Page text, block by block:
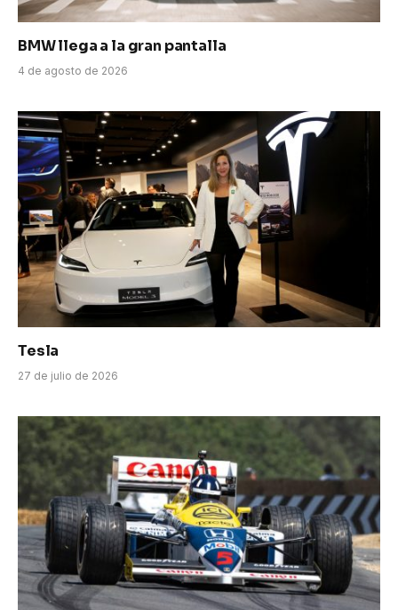
BMW llega a la gran pantalla
4 de agosto de 2026
Tesla
27 de julio de 2026